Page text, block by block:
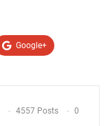
Google+
4557 Posts 0